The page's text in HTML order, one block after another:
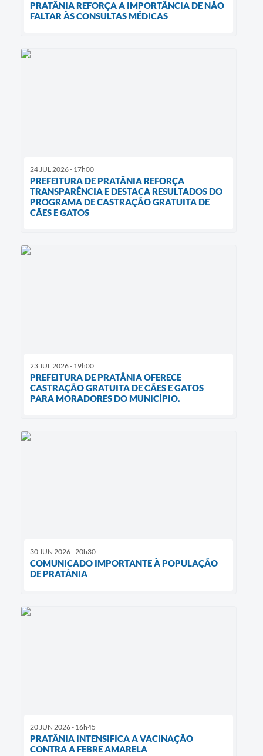
PRATÂNIA REFORÇA A IMPORTÂNCIA DE NÃO
FALTAR ÀS CONSULTAS MÉDICAS
24 JUL 2026 - 17h00
PREFEITURA DE PRATÂNIA REFORÇA
TRANSPARÊNCIA E DESTACA RESULTADOS DO
PROGRAMA DE CASTRAÇÃO GRATUITA DE
CÃES E GATOS
23 JUL 2026 - 19h00
PREFEITURA DE PRATÂNIA OFERECE
CASTRAÇÃO GRATUITA DE CÃES E GATOS
PARA MORADORES DO MUNICÍPIO.
30 JUN 2026 - 20h30
COMUNICADO IMPORTANTE À POPULAÇÃO
DE PRATÂNIA
20 JUN 2026 - 16h45
PRATÂNIA INTENSIFICA A VACINAÇÃO
CONTRA A FEBRE AMARELA